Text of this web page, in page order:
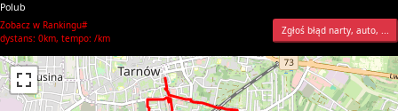
Polub
Zobacz w Rankingu#
dystans: 0km, tempo: /km
Zgłoś błąd narty, auto, ...